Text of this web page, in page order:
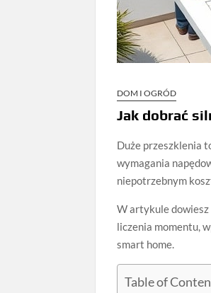
DOM I OGRÓD
Jak dobrać
Duże przeszklenia
wymagania
niepotrzebnym
W artykule dowiesz
liczenia momentu,
smart home.
Table of